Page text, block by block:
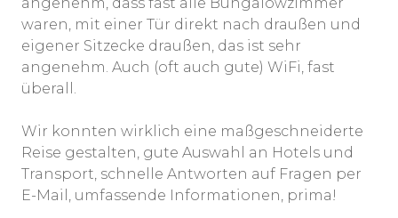
waren, mit einer Tür direkt nach draußen und
eigener Sitzecke draußen, das ist sehr
angenehm. Auch (oft auch gute) WiFi, fast
überall.
Wir konnten wirklich eine maßgeschneiderte
Reise gestalten, gute Auswahl an Hotels und
Transport, schnelle Antworten auf Fragen per
E-Mail, umfassende Informationen, prima!